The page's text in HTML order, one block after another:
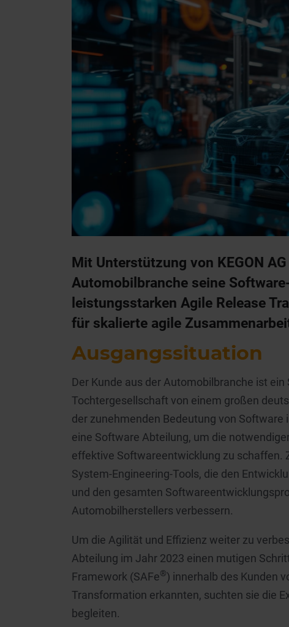
Mit Unterstützung von KEGON
Automobilbranche seine
leistungsstarken Agile Release
für skalierte agile
Ausgangssituation
Der Kunde aus der Automobilbranche ist
Tochtergesellschaft von einem großen
der zunehmenden Bedeutung von
eine Software Abteilung, um die
effektive Softwareentwicklung zu schaffen.
System-Engineering-Tools, die den
und den gesamten
Automobilherstellers verbessern.
Um die Agilität und Effizienz weiter zu
Abteilung im Jahr 2023 einen mutigen
Framework (SAFe®) innerhalb des Kunden
Transformation erkannten, suchten sie die
begleiten.